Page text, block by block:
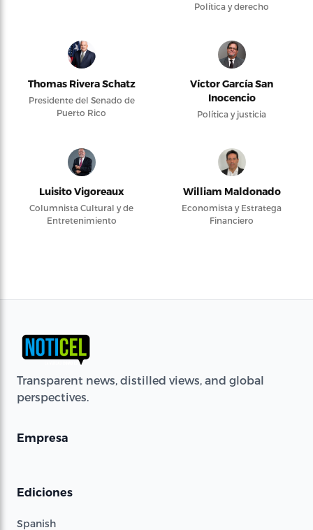
Política y derecho
Thomas Rivera Schatz
Presidente del Senado de
Puerto Rico
Víctor García San
Inocencio
Política y justicia
Luisito Vigoreaux
Columnista Cultural y de
Entretenimiento
William Maldonado
Economista y Estratega
Financiero
Transparent news, distilled views, and global
perspectives.
Empresa
Ediciones
Spanish